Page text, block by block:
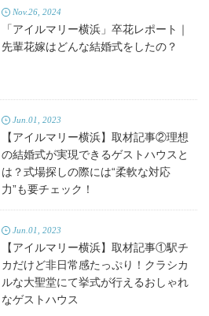
Nov.26, 2024
「アイルマリー横浜」卒花レポート｜
先輩花嫁はどんな結婚式をしたの？
Jun.01, 2023
【アイルマリー横浜】取材記事②理想
の結婚式が実現できるゲストハウスと
は？式場探しの際には“柔軟な対応
力”も要チェック！
Jun.01, 2023
【アイルマリー横浜】取材記事①駅チ
カだけど非日常感たっぷり！クラシカ
ルな大聖堂にて挙式が行えるおしゃれ
なゲストハウス